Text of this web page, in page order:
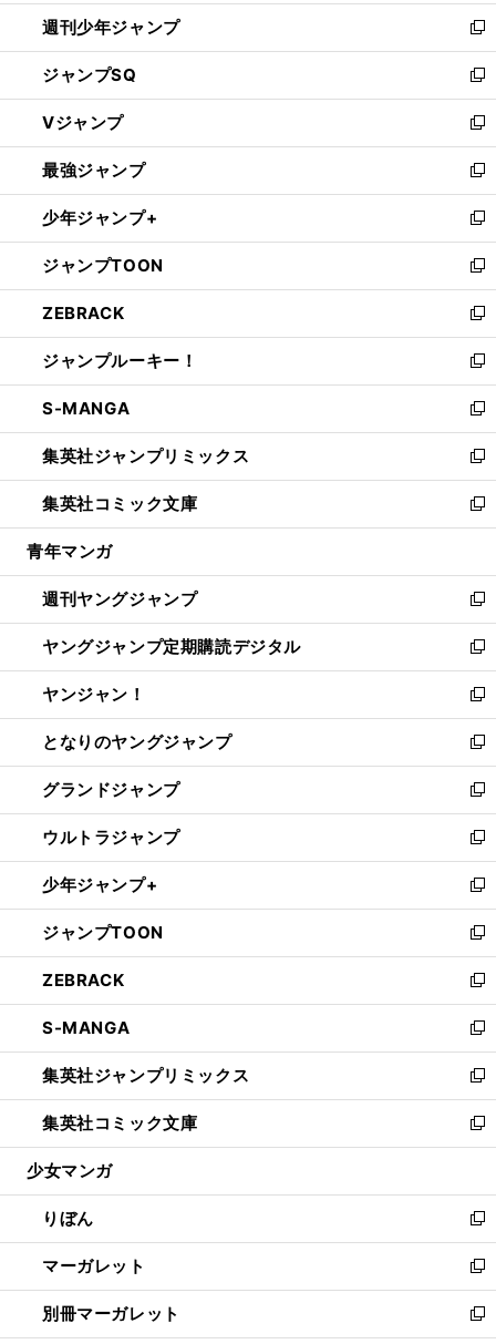
開
く
週刊少年ジャンプ
新
し
い
ウ
ィ
ン
ド
ウ
で
開
く
ジャンプSQ
新
し
い
ウ
ィ
ン
ド
ウ
で
開
く
Vジャンプ
新
し
い
ウ
ィ
ン
ド
ウ
で
開
く
最強ジャンプ
新
し
い
ウ
ィ
ン
ド
ウ
で
開
く
少年ジャンプ+
新
し
い
ウ
ィ
ン
ド
ウ
で
開
く
ジャンプTOON
新
し
い
ウ
ィ
ン
ド
ウ
で
開
く
ZEBRACK
新
し
い
ウ
ィ
ン
ド
ウ
で
開
ジャンプルーキー！
新
し
い
ウ
ィ
ン
ド
ウ
開
く
S-MANGA
新
し
い
ウ
ィ
ン
ウ
で
開
く
集英社ジャンプリミックス
新
し
い
ウ
ン
ド
ウ
で
開
く
集英社コミック文庫
新
し
ウ
ィ
ン
ド
ウ
で
開
く
青年マンガ
週刊ヤングジャンプ
新
し
い
ウ
ィ
ン
ド
ウ
で
開
く
ヤングジャンプ定期購読デジタル
新
し
い
ウ
ィ
ン
ド
ウ
で
開
く
ヤンジャン！
新
し
い
ウ
ィ
ン
ド
ウ
で
開
く
となりのヤングジャンプ
新
し
い
ウ
ィ
ン
ド
ウ
で
開
く
グランドジャンプ
新
し
い
ウ
ィ
ン
ド
ウ
で
開
く
ウルトラジャンプ
新
し
い
ウ
ィ
ン
ド
ウ
で
開
く
少年ジャンプ+
新
し
い
ウ
ィ
ン
ド
ウ
で
開
く
ジャンプTOON
新
し
い
ウ
ィ
ン
ド
ウ
で
開
ZEBRACK
新
し
い
ウ
ィ
ン
ド
ウ
開
く
S-MANGA
新
し
い
ウ
ィ
ン
ウ
で
開
く
集英社ジャンプリミックス
新
し
い
ウ
ン
ド
ウ
で
開
く
集英社コミック文庫
新
し
ウ
ィ
ン
ド
ウ
で
開
少女マンガ
りぼん
新
し
い
ウ
ィ
ン
マーガレット
新
し
い
別冊マーガレット
新